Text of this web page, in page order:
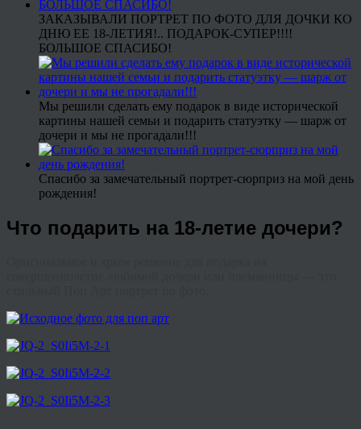
ЗАКАЗЫВАЛИ ПОРТРЕТ ПО ФОТО ДЛЯ ДОЧКИ КО
ДНЮ ЕЕ 18-ЛЕТИЯ!.. ПОДАРОК-СУПЕР!!!!
БОЛЬШОЕ СПАСИБО!
Мы решили сделать ему подарок в виде исторической
картины нашей семьи и подарить статуэтку — шарж от
дочери и мы не прогадали!!!
Спасибо за замечательный портрет-сюрприз на мой день
рождения!
Что подарить на 18-летие дочери?